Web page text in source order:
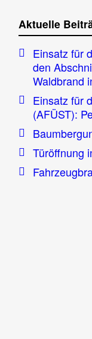
Aktuelle
Einsatz für
den
Waldbrand
Einsatz für
(AFÜST):
Türöffnung